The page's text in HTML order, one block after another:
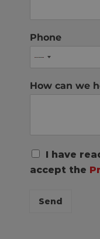
Phone
How can we
R
P
I have
accept the
Send